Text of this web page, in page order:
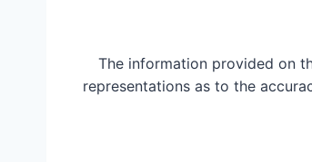
The information provided on
representations as to the